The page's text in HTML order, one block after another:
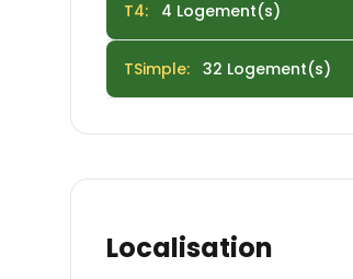
cette résidence qui
T4: 4 Logement(s)
TSimple: 32 Logement(s)
Localisation